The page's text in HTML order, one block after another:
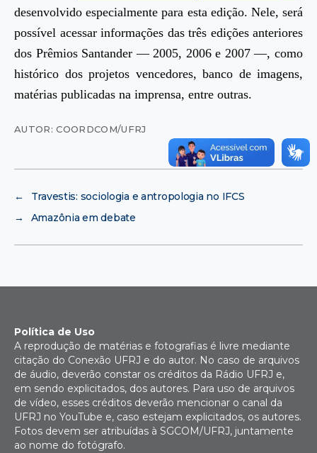
desenvolvido especialmente para esta edição. Nele, será
possível acessar informações das três edições anteriores
dos Prêmios Santander — 2005, 2006 e 2007 —, como
histórico dos projetos vencedores, banco de imagens,
matérias publicadas na imprensa, entre outras.
AUTOR: COORDCOM/UFRJ
←
Travestis: sociologia e antropologia no IFCS
→
Amazônia em debate
Política de Uso
A reprodução de matérias e fotografias é livre mediante
citação do Conexão UFRJ e do autor. No caso de arquivos
de áudio, deverão constar os créditos da Rádio UFRJ e,
em sendo explicitados, dos autores. Para uso de arquivos
de vídeo, esses créditos deverão mencionar o canal da
UFRJ no YouTube e, caso estejam explicitados, os autores.
Fotos devem ser atribuídas à SGCOM/UFRJ, juntamente
ao nome do fotógrafo.